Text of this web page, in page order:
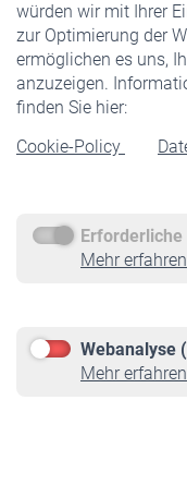
würden wir mit Ihrer
zur Optimierung der
ermöglichen es uns,
anzuzeigen.
finden Sie hier:
Cookie-Policy
Erforderliche
Mehr erfahren
Webanalyse
Mehr erfahren
Veranstaltungen
Rentner
Rentenbeginn
Rente beantragen
Service
Informationen
Online-Rechner
VBLnewsletter